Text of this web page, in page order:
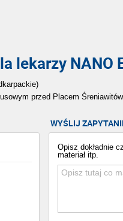
lekarzy NANO
przed Placem Śreniawitów
WYŚLIJ
Opisz dokładnie
materiał itp.